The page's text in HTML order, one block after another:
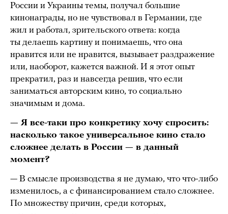
России и Украины темы, получал большие
кинонаграды, но не чувствовал в Германии, где
жил и работал, зрительского ответа: когда
ты делаешь картину и понимаешь, что она
нравится или не нравится, вызывает раздражение
или, наоборот, кажется важной. И я этот опыт
прекратил, раз и навсегда решив, что если
заниматься авторским кино, то социально
значимым и дома.
— Я все-таки про конкретику хочу спросить:
насколько такое универсальное кино стало
сложнее делать в России — в данный
момент?
— В смысле производства я не думаю, что что-либо
изменилось, а с финансированием стало сложнее.
По множеству причин, среди которых,